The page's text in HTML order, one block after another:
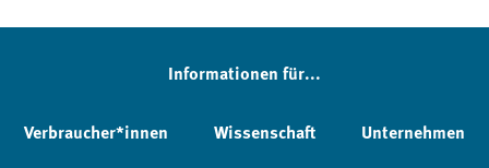
Informationen für...
Verbraucher*innen Wissenschaft Unternehmen